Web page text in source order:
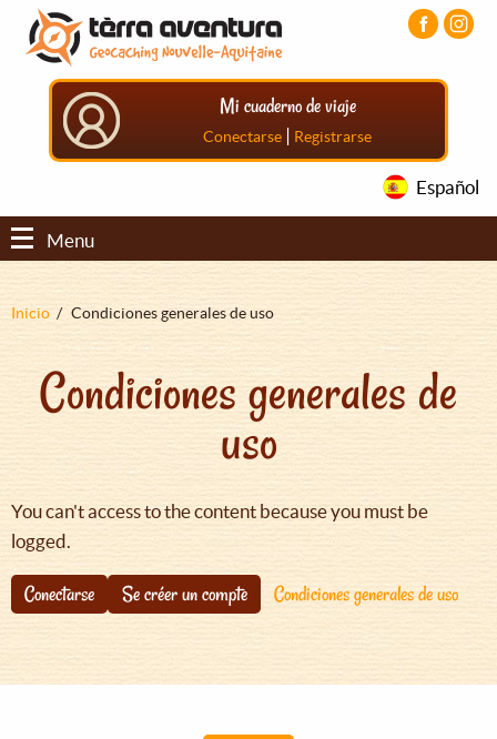
Pasar
contenido
principal
Pasar
menú
principal
Pasar
principal
Mi cuaderno de viaje
Conectarse | Registrarse
Español
Menu
Sobrescribir
ayuda
navegación
Inicio Condiciones generales de uso
Condiciones generales de
uso
You can't access to the content because you must be
logged.
Conectarse Se créer un compte Condiciones generales de uso